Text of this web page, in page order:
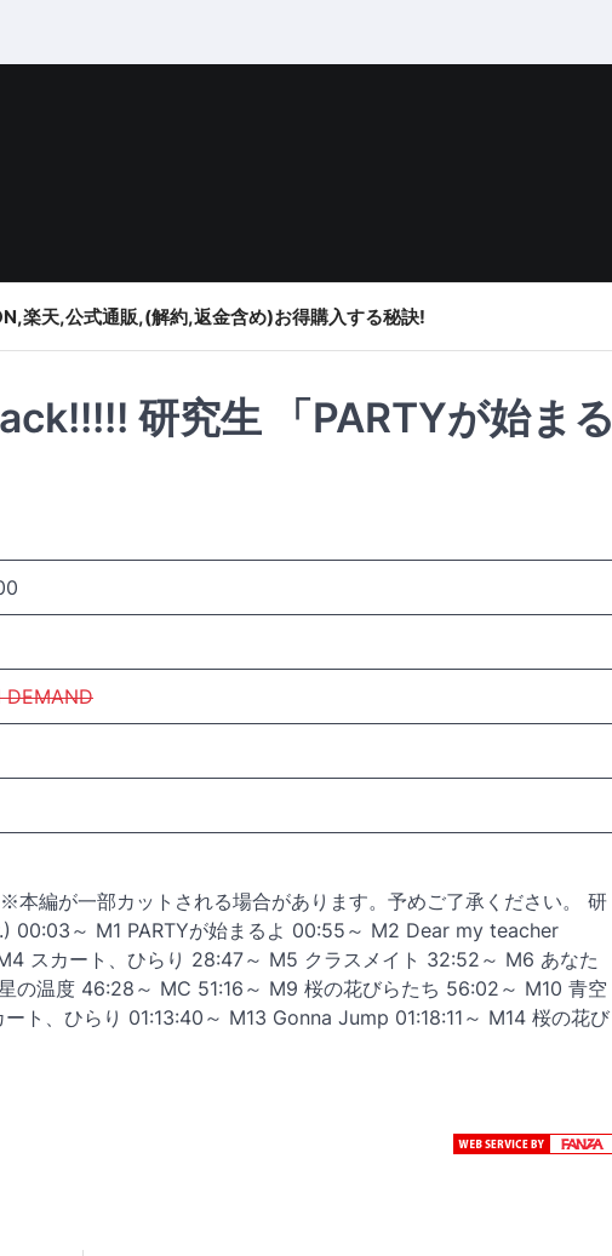
楽天,公式通販,(解約,返金含め)お得購入する秘訣!
研究生 「PARTYが始まる
DEMAND
編が一部カットされる場合があります。予めご了承ください。 研
00:03～ M1 PARTYが始まるよ 00:55～ M2 Dear my teacher
スカート、ひらり 28:47～ M5 クラスメイト 32:52～ M6 あなた
の温度 46:28～ MC 51:16～ M9 桜の花びらたち 56:02～ M10 青空
ト、ひらり 01:13:40～ M13 Gonna Jump 01:18:11～ M14 桜の花び